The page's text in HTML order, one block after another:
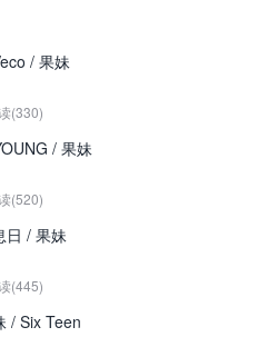
/ 果妹
(330)
/ 果妹
(520)
日 / 果妹
(445)
/ Six Teen